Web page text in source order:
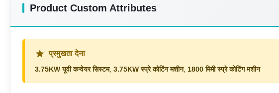
Product Custom Attributes
प्रमुखता देना
3.75KW यूवी कन्वेयर सिस्टम, 3.75KW स्प्रे कोटिंग मशीन, 1800 मिमी स्प्रे कोटिंग मशीन